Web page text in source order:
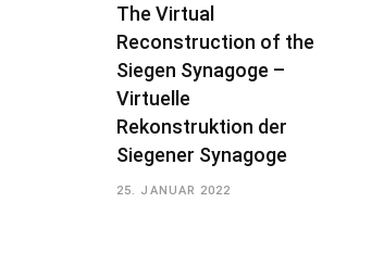
The Virtual
Reconstruction of the
Siegen Synagoge –
Virtuelle
Rekonstruktion der
Siegener Synagoge
25. JANUAR 2022